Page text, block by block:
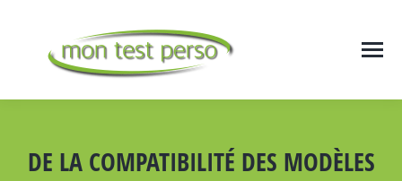
DE LA COMPATIBILITÉ DES MODÈLES